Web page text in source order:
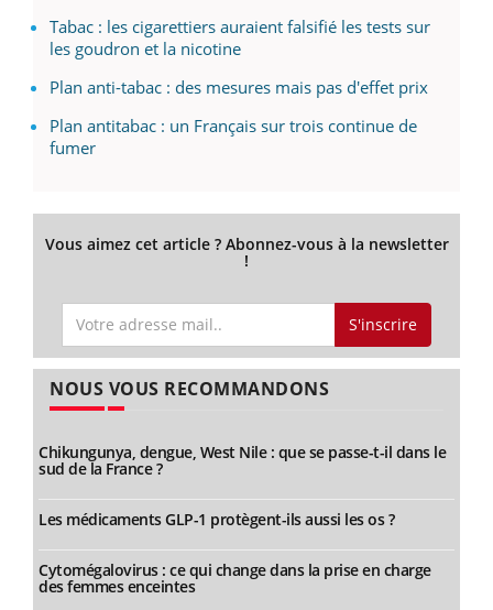
Tabac : les cigarettiers auraient falsifié les tests sur
les goudron et la nicotine
Plan anti-tabac : des mesures mais pas d'effet prix
Plan antitabac : un Français sur trois continue de
fumer
Vous aimez cet article ? Abonnez-vous à la newsletter
!
S'inscrire
NOUS VOUS RECOMMANDONS
Chikungunya, dengue, West Nile : que se passe-t-il dans le
sud de la France ?
Les médicaments GLP-1 protègent-ils aussi les os ?
Cytomégalovirus : ce qui change dans la prise en charge
des femmes enceintes